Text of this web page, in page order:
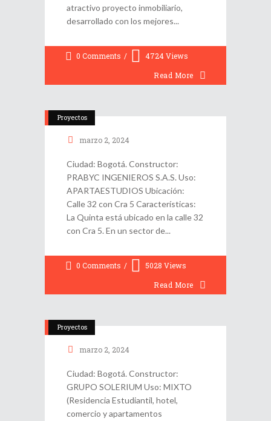
atractivo proyecto inmobiliario,
desarrollado con los mejores
0 Comments 4724Views
Read More
Proyectos
marzo 2, 2024
Ciudad: Bogotá. Constructor:
PRABYC INGENIEROS S.A.S. Uso:
APARTAESTUDIOS Ubicación:
Calle 32 con Cra 5 Características:
La Quinta está ubicado en la calle 32
con Cra 5. En un sector de
0 Comments 5028 Views
Read More
Proyectos
marzo 2, 2024
Ciudad: Bogotá. Constructor:
GRUPO SOLERIUM Uso: MIXTO
(Residencia Estudiantil, hotel,
comercio y apartamentos